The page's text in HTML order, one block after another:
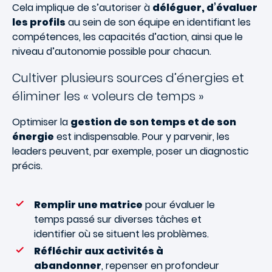
Cela implique de s’autoriser à déléguer, d’évaluer
les profils au sein de son équipe en identifiant les
compétences, les capacités d’action, ainsi que le
niveau d’autonomie possible pour chacun.
Cultiver plusieurs sources d’énergies et
éliminer les « voleurs de temps »
Optimiser la gestion de son temps et de son
énergie est indispensable. Pour y parvenir, les
leaders peuvent, par exemple, poser un diagnostic
précis.
Remplir une matrice pour évaluer le
temps passé sur diverses tâches et
identifier où se situent les problèmes.
Réfléchir aux activités à
abandonner, repenser en profondeur